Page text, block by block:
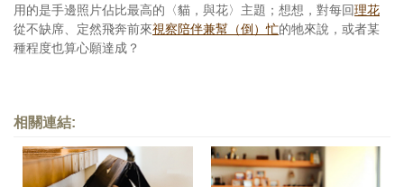
用的是手邊照片佔比最高的〈貓，與花〉主題；想想，對每回理花
從不缺席、定然飛奔前來視察陪伴兼幫（倒）忙的牠來說，或者某
種程度也算心願達成？
相關連結: